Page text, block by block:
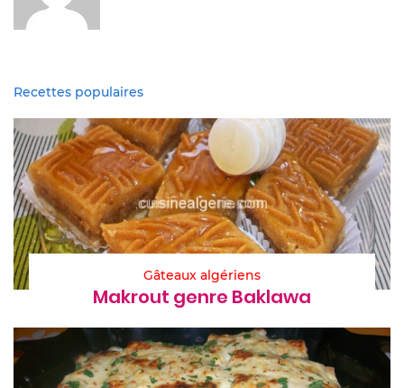
Recettes populaires
Gâteaux algériens
Makrout genre Baklawa